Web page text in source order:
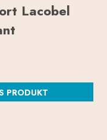
Lacobel
PRODUKT